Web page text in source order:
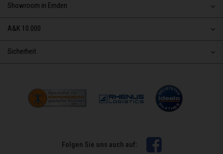
Showroom in Emden
A&K 10.000
Sicherheit
Folgen Sie uns auch auf: